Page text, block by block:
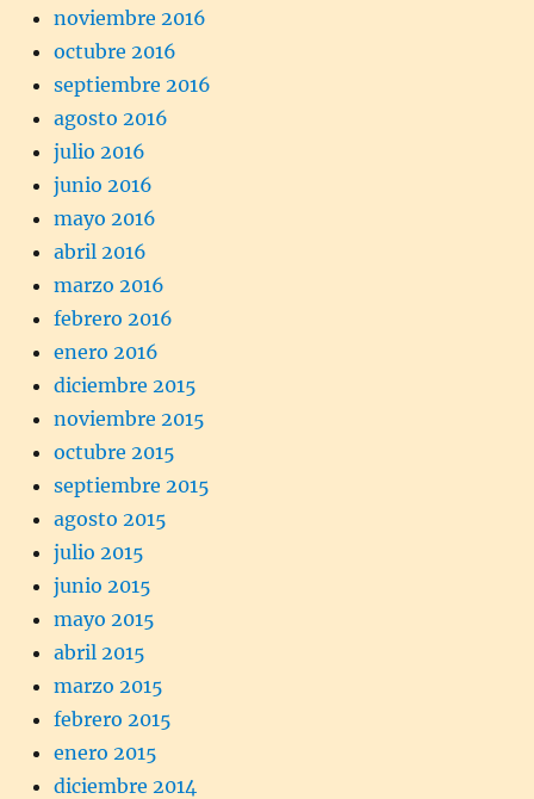
noviembre 2016
octubre 2016
septiembre 2016
agosto 2016
julio 2016
junio 2016
mayo 2016
abril 2016
marzo 2016
febrero 2016
enero 2016
diciembre 2015
noviembre 2015
octubre 2015
septiembre 2015
agosto 2015
julio 2015
junio 2015
mayo 2015
abril 2015
marzo 2015
febrero 2015
enero 2015
diciembre 2014